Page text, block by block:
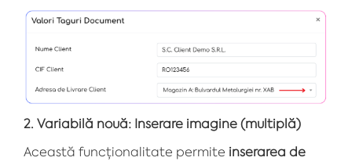
2. Variabilă nouă: Inserare imagine (multiplă)
Această funcționalitate permite inserarea de